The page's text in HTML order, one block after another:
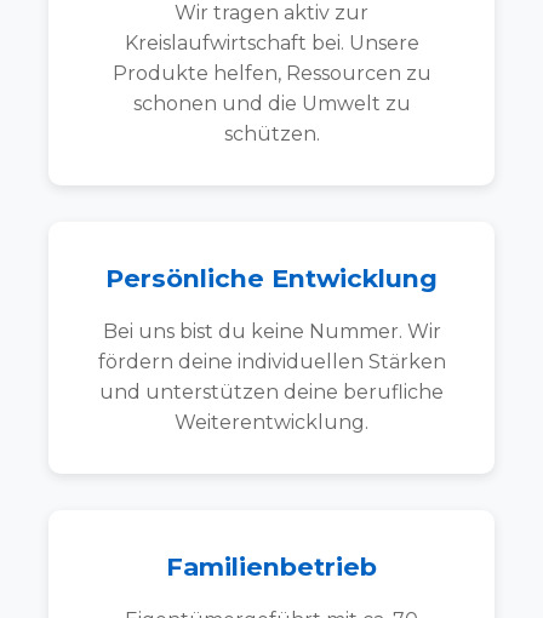
Wir tragen aktiv zur
Kreislaufwirtschaft bei. Unsere
Produkte helfen, Ressourcen zu
schonen und die Umwelt zu
schützen.
Persönliche Entwicklung
Bei uns bist du keine Nummer. Wir
fördern deine individuellen Stärken
und unterstützen deine berufliche
Weiterentwicklung.
Familienbetrieb